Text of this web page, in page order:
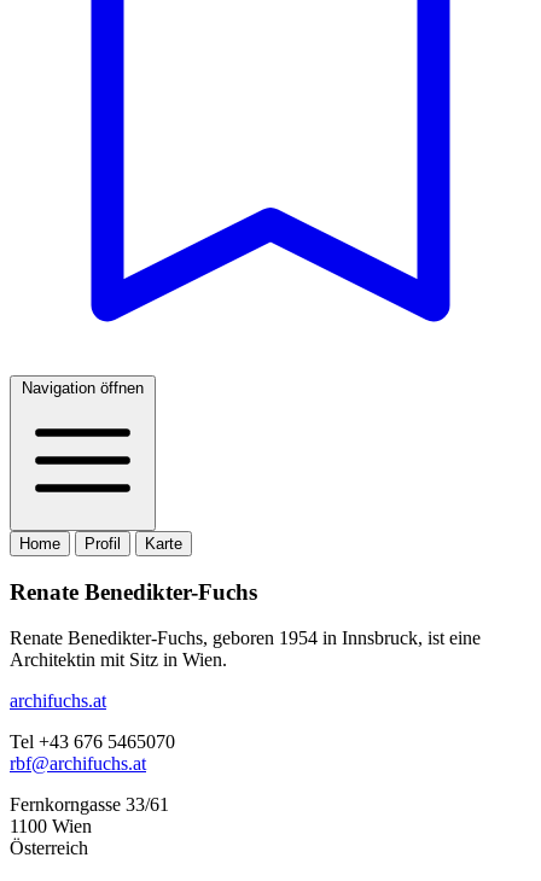
Navigation öffnen
Home Profil Karte
Renate Benedikter-Fuchs
Renate Benedikter-Fuchs, geboren 1954 in Innsbruck, ist eine
Architektin mit Sitz in Wien.
archifuchs.at
Tel +43 676 5465070
rbf@archifuchs.at
Fernkorngasse 33/61
1100 Wien
Österreich